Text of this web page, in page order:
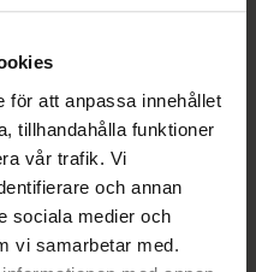
för att anpassa innehållet
tillhandahålla funktioner
vår trafik. Vi
och annan
sociala medier och
vi samarbetar med.
Dölj